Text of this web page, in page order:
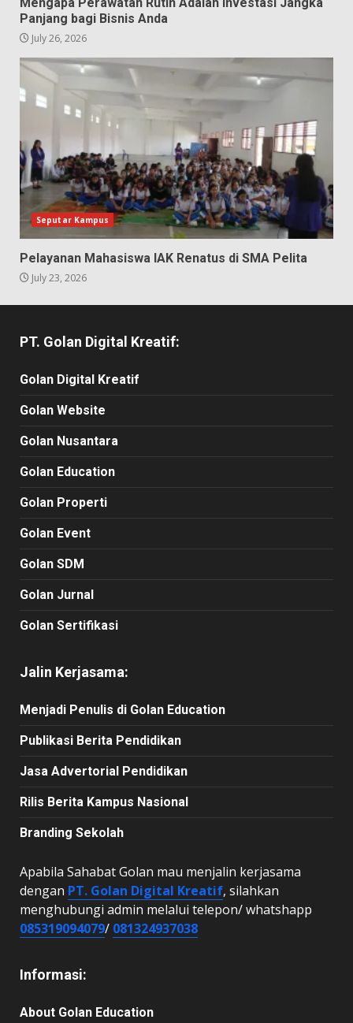
Panjang bagi Bisnis Anda
July 26, 2026
Seputar Kampus
Pelayanan Mahasiswa IAK Renatus di SMA Pelita
July 23, 2026
PT. Golan Digital Kreatif:
Golan Digital Kreatif
Golan Website
Golan Nusantara
Golan Education
Golan Properti
Golan Event
Golan SDM
Golan Jurnal
Golan Sertifikasi
Jalin Kerjasama:
Menjadi Penulis di Golan Education
Publikasi Berita Pendidikan
Jasa Advertorial Pendidikan
Rilis Berita Kampus Nasional
Branding Sekolah
Apabila Sahabat Golan mau menjalin kerjasama
dengan PT. Golan Digital Kreatif, silahkan
menghubungi admin melalui telepon/ whatshapp
085319094079/ 081324937038
Informasi:
About Golan Education